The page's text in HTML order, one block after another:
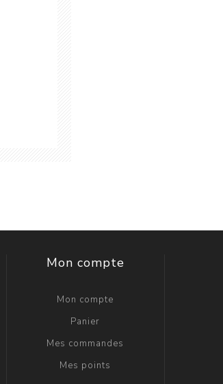
Mon compte
Mon compte
Panier
Mes commandes
Mes points